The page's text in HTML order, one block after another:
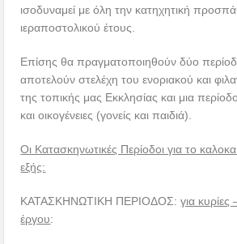
ισοδυναμεί με όλη την κατηχητική
ιεραποστολικού έτους.
Επίσης θα πραγματοποιηθούν δύο
αποτελούν στελέχη του ενοριακού και
της τοπικής μας Εκκλησίας και μια
και οικογένειες (γονείς και παιδιά).
Οι Κατασκηνωτικές Περίοδοι για το
εξής:
ΚΑΤΑΣΚΗΝΩΤΙΚΗ ΠΕΡΙΟΔΟΣ:για κυρίες
έργου: